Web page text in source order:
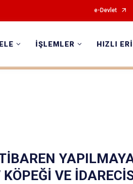
e-Devlet
İŞLEMLER HIZLI
VE